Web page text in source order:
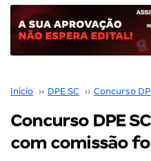
Início ›› DPE SC ›› Concurso
Concurso DPE
com comissão